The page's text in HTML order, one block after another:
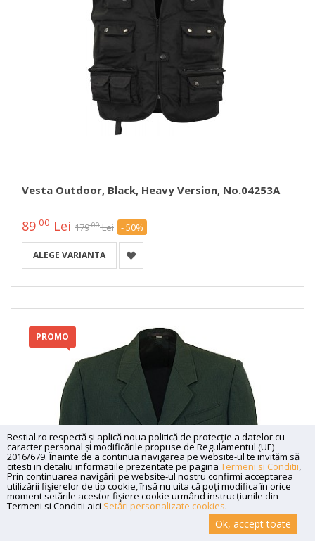
Vesta Outdoor, Black, Heavy Version, No.04253A
89 00 Lei 17900 Lei - 50%
ALEGE VARIANTA
PROMO
Bestial.ro respectă și aplică noua politică de protecție a datelor cu
caracter personal și modificările propuse de Regulamentul (UE)
2016/679. Înainte de a continua navigarea pe website-ul te invităm să
citesti in detaliu informatiile prezentate pe pagina Termeni si Conditii,
Prin continuarea navigării pe website-ul nostru confirmi acceptarea
utilizării fişierelor de tip cookie, însă nu uita că poți modifica în orice
moment setările acestor fişiere cookie urmând instrucțiunile din
Termeni si Conditii aici Setări personalizate cookies.
Ok, accept toate